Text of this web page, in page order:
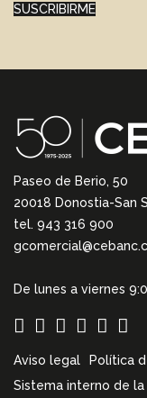
SUSCRIBIRME
Paseo de Berio, 50
20018 Donostia-San
tel. 943 316 900
De lunes a viernes
Aviso legal Política
Sistema interno de